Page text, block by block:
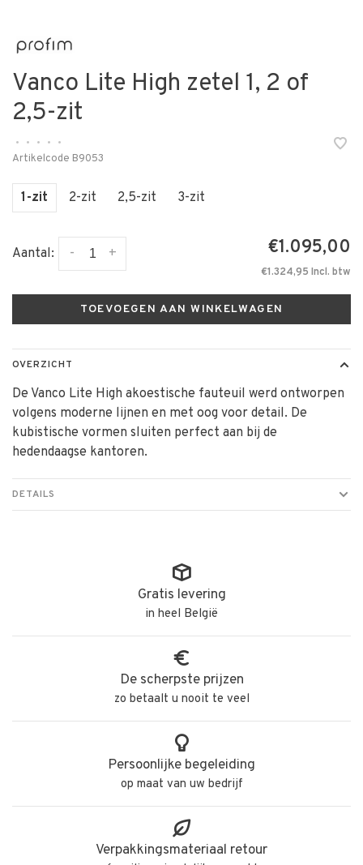
Vanco Lite High zetel 1, 2 of
2,5-zit
• • • •
•
Artikelcode B9053
1-zit 2-zit 2,5-zit 3-zit
Aantal: +
- €1.095,00
€1.324,95 Incl. btw
TOEVOEGEN AAN WINKELWAGEN
OVERZICHT
De Vanco Lite High akoestische fauteuil werd ontworpen
volgens moderne lijnen en met oog voor detail. De
kubistische vormen sluiten perfect aan bij de
hedendaagse kantoren.
DETAILS
Gratis levering
in heel België
De scherpste prijzen
zo betaalt u nooit te veel
Persoonlijke begeleiding
op maat van uw bedrijf
Verpakkingsmateriaal retour